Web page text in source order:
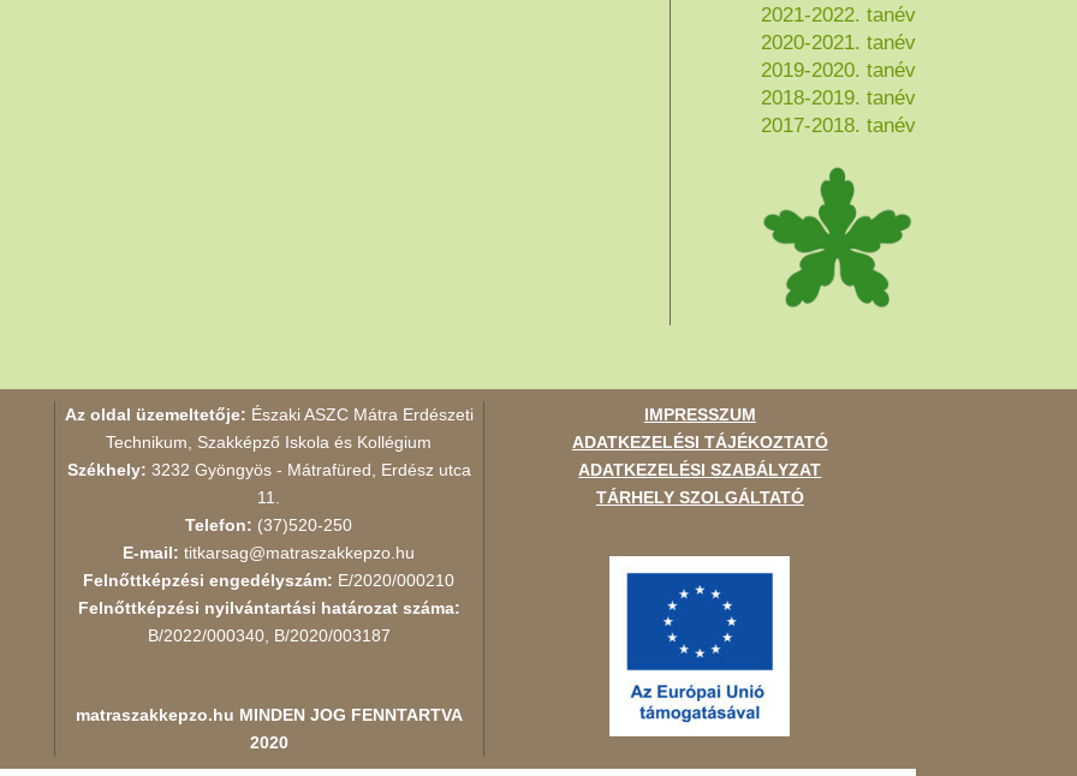
2021-2022. tanév
2020-2021. tanév
2019-2020. tanév
2018-2019. tanév
2017-2018. tanév
Az oldal üzemeltetője: Északi ASZC Mátra Erdészeti
Technikum, Szakképző Iskola és Kollégium
Székhely: 3232 Gyöngyös - Mátrafüred, Erdész utca
11.
Telefon: (37)520-250
E-mail: titkarsag@matraszakkepzo.hu
Felnőttképzési engedélyszám: E/2020/000210
Felnőttképzési nyilvántartási határozat száma:
B/2022/000340, B/2020/003187
matraszakkepzo.hu MINDEN JOG FENNTARTVA
2020
IMPRESSZUM
ADATKEZELÉSI TÁJÉKOZTATÓ
ADATKEZELÉSI SZABÁLYZAT
TÁRHELY SZOLGÁLTATÓ